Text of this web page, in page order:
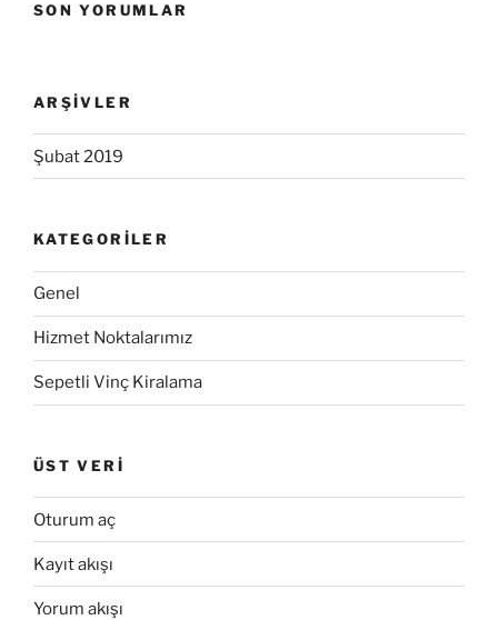
SON YORUMLAR
ARŞIVLER
Şubat 2019
KATEGORILER
Genel
Hizmet Noktalarımız
Sepetli Vinç Kiralama
ÜST VERI
Oturum aç
Kayıt akışı
Yorum akışı